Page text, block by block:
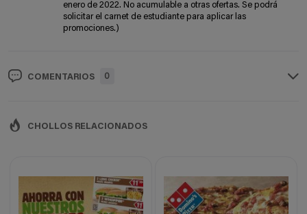
enero de 2022. No acumulable a otras ofertas. Se podrá
solicitar el carnet de estudiante para aplicar las
promociones.)
COMENTARIOS 0
CHOLLOS RELACIONADOS